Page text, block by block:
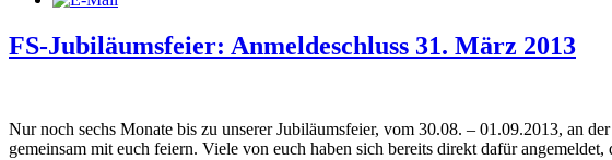
FS-Jubiläumsfeier: Anmeldeschluss 31. März 2013
Nur noch sechs Monate bis zu unserer Jubiläumsfeier, vom 30.08. – 01.09.2013, an
gemeinsam mit euch feiern. Viele von euch haben sich bereits direkt dafür